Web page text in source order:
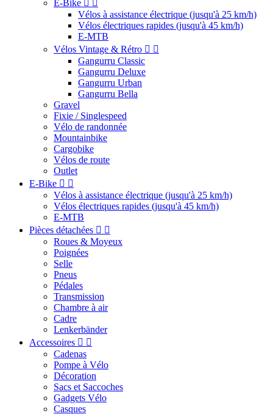
E-Bike  
Vélos à assistance électrique (jusqu'à 25 km/h)
Vélos électriques rapides (jusqu'à 45 km/h)
E-MTB
Vélos Vintage & Rétro  
Gangurru Classic
Gangurru Deluxe
Gangurru Urban
Gangurru Bella
Gravel
Fixie / Singlespeed
Vélo de randonnée
Mountainbike
Cargobike
Vélos de route
Outlet
E-Bike  
Vélos à assistance électrique (jusqu'à 25 km/h)
Vélos électriques rapides (jusqu'à 45 km/h)
E-MTB
Pièces détachées  
Roues & Moyeux
Poignées
Selle
Pneus
Pédales
Transmission
Chambre à air
Cadre
Lenkerbänder
Accessoires  
Cadenas
Pompe à Vélo
Décoration
Sacs et Saccoches
Gadgets Vélo
Casques